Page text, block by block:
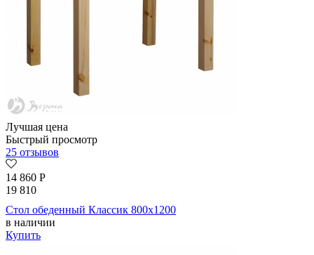
Лучшая цена
Быстрый просмотр
25 отзывов
14 860 Р
19 810
Стол обеденный Классик 800х1200
в наличии
Купить